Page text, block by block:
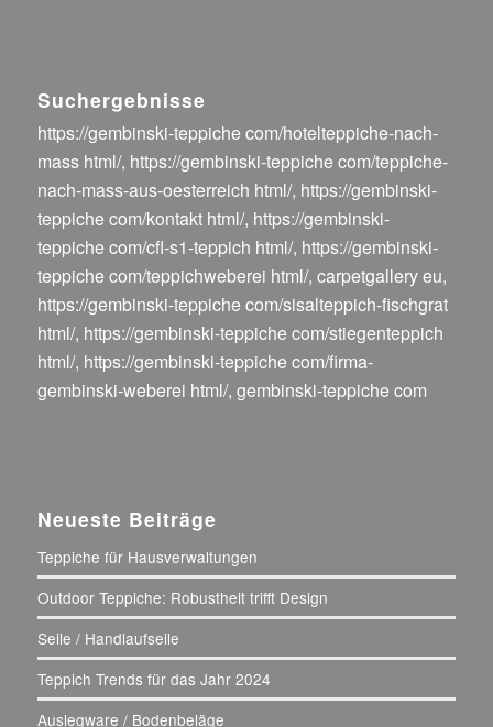
Suchergebnisse
https://gembinski-teppiche com/hotelteppiche-nach-
mass html/, https://gembinski-teppiche com/teppiche-
nach-mass-aus-oesterreich html/, https://gembinski-
teppiche com/kontakt html/, https://gembinski-
teppiche com/cfl-s1-teppich html/, https://gembinski-
teppiche com/teppichweberei html/, carpetgallery eu,
https://gembinski-teppiche com/sisalteppich-fischgrat
html/, https://gembinski-teppiche com/stiegenteppich
html/, https://gembinski-teppiche com/firma-
gembinski-weberei html/, gembinski-teppiche com
Neueste Beiträge
Teppiche für Hausverwaltungen
Outdoor Teppiche: Robustheit trifft Design
Seile / Handlaufseile
Teppich Trends für das Jahr 2024
Auslegware / Bodenbeläge